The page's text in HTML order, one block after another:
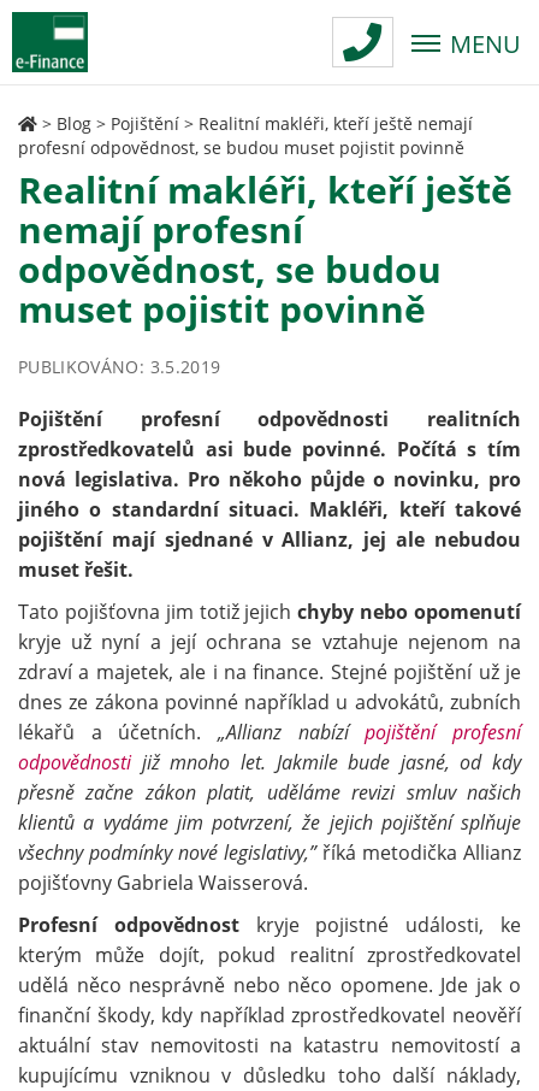
MENU
> Blog > Pojištění > Realitní makléři, kteří ještě nemají
profesní odpovědnost, se budou muset pojistit povinně
Realitní makléři, kteří ještě
nemají profesní
odpovědnost, se budou
muset pojistit povinně
PUBLIKOVÁNO: 3.5.2019
Pojištění profesní odpovědnosti realitních
zprostředkovatelů asi bude povinné. Počítá s tím
nová legislativa. Pro někoho půjde o novinku, pro
jiného o standardní situaci. Makléři, kteří takové
pojištění mají sjednané v Allianz, jej ale nebudou
muset řešit.
Tato pojišťovna jim totiž jejichchyby nebo opomenutí
kryje už nyní a její ochrana se vztahuje nejenom na
zdraví a majetek, ale i na finance. Stejné pojištění už je
dnes ze zákona povinné například u advokátů, zubních
lékařů a účetních. „Allianz nabízípojištění profesní
odpovědnostijiž mnoho let. Jakmile bude jasné, od kdy
přesně začne zákon platit, uděláme revizi smluv našich
klientů a vydáme jim potvrzení, že jejich pojištění splňuje
všechny podmínky nové legislativy,”říká metodička Allianz
pojišťovny Gabriela Waisserová.
Profesní odpovědnostkryje pojistné události, ke
kterým může dojít, pokud realitní zprostředkovatel
udělá něco nesprávně nebo něco opomene. Jde jak o
finanční škody, kdy například zprostředkovatel neověří
aktuální stav nemovitosti na katastru nemovitostí a
kupujícímu vzniknou v důsledku toho další náklady,